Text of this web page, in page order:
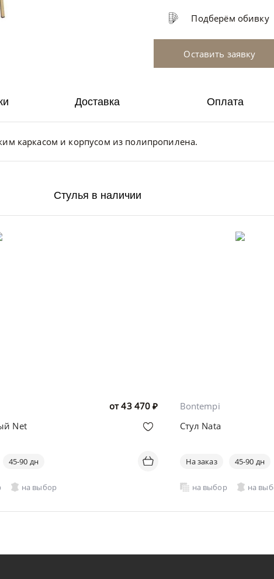
Подберём обивку
Оставить заявку
каркасом и корпусом из полипропилена.
Доставка Оплата
от43 470 ₽
Net
45-90 дн
на выбор
Bontempi
Стул Nata
На заказ 45-90 дн
на выбор на
Стулья в наличии